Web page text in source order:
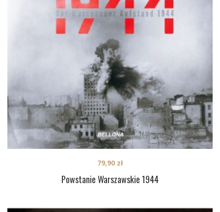
Powstanie Warszawskie 1944
79,90 zł